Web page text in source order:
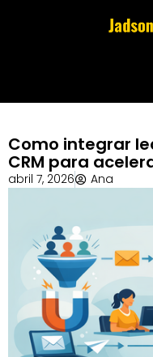
Como integrar
CRM para
abril 7, 2026 Ana